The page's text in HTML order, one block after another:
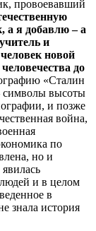
провоевавший
а я добавлю – а
и
новой
до
«Сталин
символы высоты
и позже
война,
по
но и
и в целом
в
знала история